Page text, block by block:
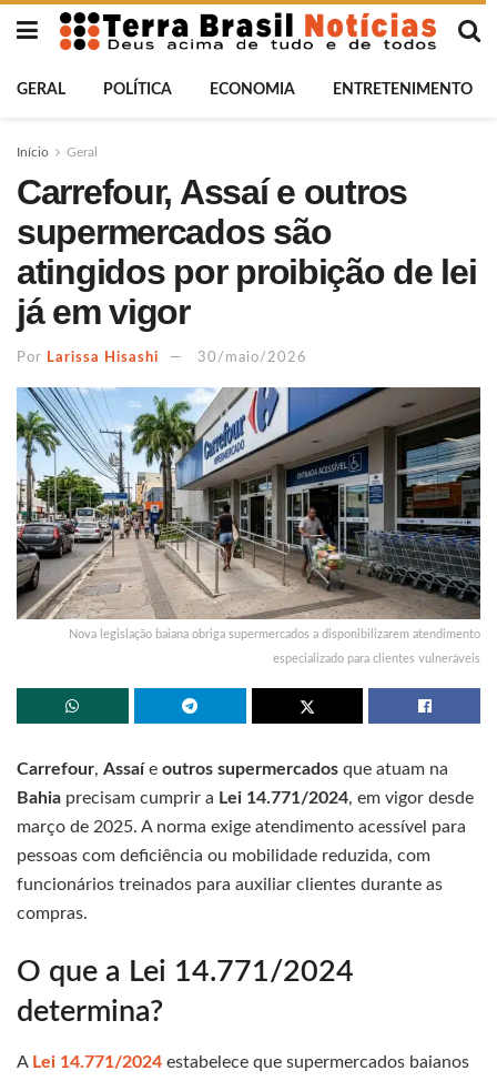
GERAL POLÍTICA ECONOMIA ENTRETENIMENTO
Início Geral
Carrefour, Assaí e outros
supermercados são
atingidos por proibição de lei
já em vigor
Por Larissa Hisashi 30/maio/2026
Nova legislação baiana obriga supermercados a disponibilizarem atendimento
especializado para clientes vulneráveis
Carrefour, Assaíe outros supermercados que atuam na
Bahia precisam cumprir a Lei 14.771/2024, em vigor desde
março de 2025. A norma exige atendimento acessível para
pessoas com deficiência ou mobilidade reduzida, com
funcionários treinados para auxiliar clientes durante as
compras.
O que a Lei 14.771/2024
determina?
A Lei 14.771/2024 estabelece que supermercados baianos